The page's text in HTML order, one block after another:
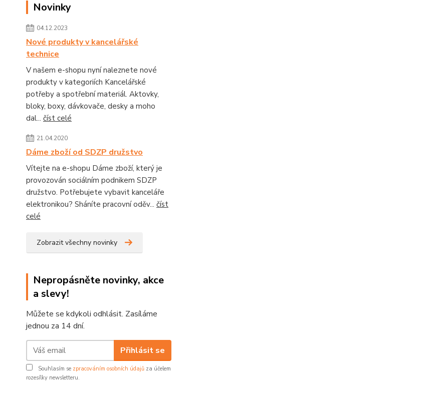
Novinky
04.12.2023
Nové produkty v kancelářské
technice
V našem e-shopu nyní naleznete nové
produkty v kategoriích Kancelářské
potřeby a spotřební materiál. Aktovky,
bloky, boxy, dávkovače, desky a moho
dal... číst celé
21.04.2020
Dáme zboží od SDZP družstvo
Vítejte na e-shopu Dáme zboží, který je
provozován sociálním podnikem SDZP
družstvo. Potřebujete vybavit kanceláře
elektronikou? Sháníte pracovní oděv... číst
celé
Zobrazit všechny novinky
Nepropásněte novinky, akce
a slevy!
Můžete se kdykoli odhlásit. Zasíláme
jednou za 14 dní.
Přihlásit se
Souhlasím se zpracováním osobních údajů za účelem
rozesílky newsletteru.